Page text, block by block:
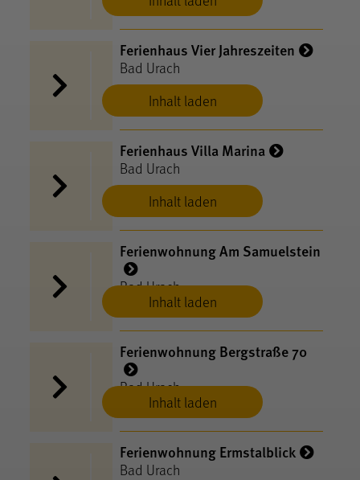
Inhalt laden
Ferienhaus Vier Jahreszeiten
Bad Urach
Inhalt laden
Ferienhaus Villa Marina
Bad Urach
Inhalt laden
Ferienwohnung Am Samuelstein
Bad Urach
Inhalt laden
Ferienwohnung Bergstraße 70
Bad Urach
Ferienwohnung Ermstalblick
Bad Urach